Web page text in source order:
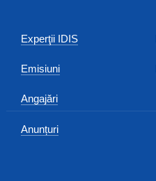
Experţii IDIS
Emisiuni
Angajări
Anunțuri